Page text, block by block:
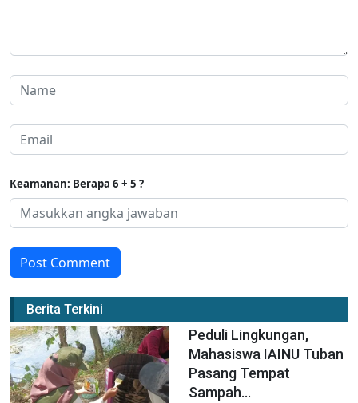
Keamanan: Berapa 6 + 5 ?
Post Comment
Berita Terkini
Peduli Lingkungan,
Mahasiswa IAINU Tuban
Pasang Tempat
Sampah...